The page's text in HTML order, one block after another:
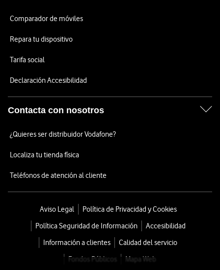
Comparador de móviles
Repara tu dispositivo
Tarifa social
Declaración Accesibilidad
Contacta con nosotros
¿Quieres ser distribuidor Vodafone?
Localiza tu tienda física
Teléfonos de atención al cliente
Aviso Legal
Política de Privacidad y Cookies
Política Seguridad de Información
Accesibilidad
Información a clientes
Calidad del servicio
Fondos Públicos
Mapa Web